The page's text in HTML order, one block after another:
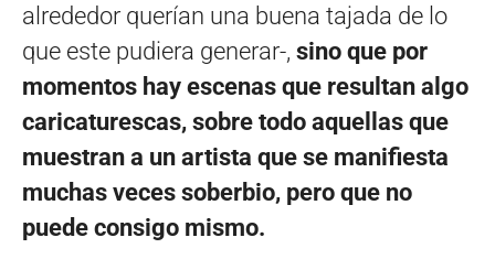
alrededor querían una buena tajada de lo
que este pudiera generar-, sino que por
momentos hay escenas que resultan algo
caricaturescas, sobre todo aquellas que
muestran a un artista que se manifiesta
muchas veces soberbio, pero que no
puede consigo mismo.